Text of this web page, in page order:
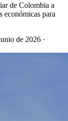
de Colombia a
para
de 2026 ·